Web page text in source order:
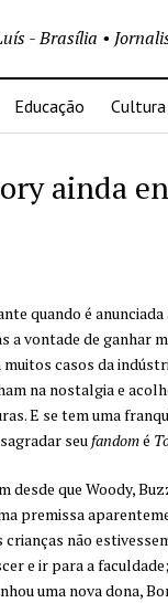
- Brasília •
Educação Cultura
ainda
quando é
a vontade de ganhar
casos da
na nostalgia e
E se tem uma
seu fandomé
desde que Woody,
premissa
crianças não
e ir para a
uma nova dona,